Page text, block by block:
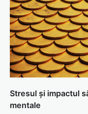
Stresul și impactul
mentale